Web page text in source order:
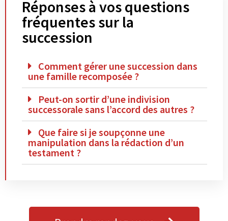
Réponses à vos questions
fréquentes sur la
succession
Comment gérer une succession dans
une famille recomposée ?
Peut-on sortir d’une indivision
successorale sans l’accord des autres ?
Que faire si je soupçonne une
manipulation dans la rédaction d’un
testament ?